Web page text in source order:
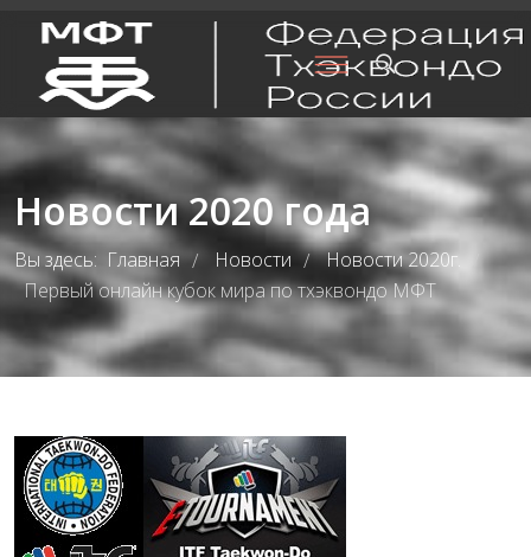
Новости 2020 года
Вы здесь: Главная / Новости / Новости 2020г.
Первый онлайн кубок мира по тхэквондо МФТ